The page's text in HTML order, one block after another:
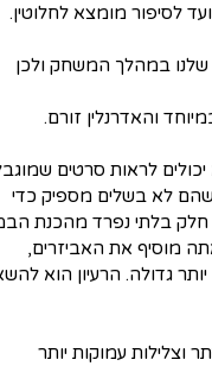
לסיפור מומצא לחלוטין.
שלנו במהלך המשחק ולכן
והאדרנלין זורם.
לראות סרטים
לא בשלים מספיק כדי
חלק בלתי נפרד מהכנת
מוסיף את האביזרים,
גדולה. הרעיון הוא
וצלילות עמוקות יותר